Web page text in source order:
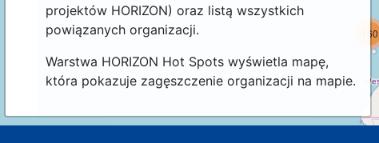
projektów HORIZON) oraz listą wszystkich
powiązanych organizacji.
Warstwa HORIZON Hot Spots wyświetla mapę,
która pokazuje zagęszczenie organizacji na mapie.
160